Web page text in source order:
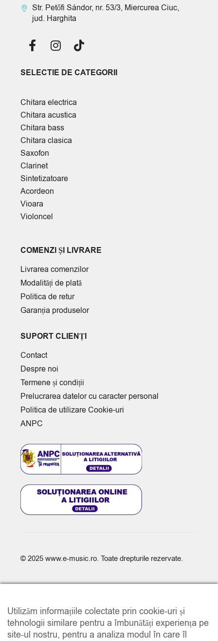
Str. Petőfi Sándor, nr. 53/3, Miercurea Ciuc,
jud. Harghita
SELECTIE DE CATEGORII
Chitara electrica
Chitara acustica
Chitara bass
Chitara clasica
Saxofon
Clarinet
Sintetizatoare
Acordeon
Vioara
Violoncel
COMENZI ȘI LIVRARE
Livrarea comenzilor
Modalități de plată
Politica de retur
Garanția produselor
SUPORT CLIENȚI
Contact
Despre noi
Termene și condiții
Prelucrarea datelor cu caracter personal
Politica de utilizare Cookie-uri
ANPC
© 2025 www.e-music.ro. Toate drepturile rezervate.
Utilizăm informațiile colectate prin cookie-uri și
tehnologii similare pentru a îmbunătăți experiența pe
site-ul nostru, pentru a analiza modul în care îl
COMPARE (0)